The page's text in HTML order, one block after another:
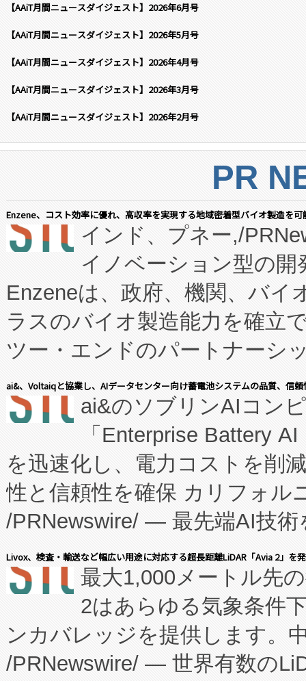
【AAiT月間ニュースダイジェスト】2026年6月号
【AAiT月間ニュースダイジェスト】2026年5月号
【AAiT月間ニュースダイジェスト】2026年4月号
【AAiT月間ニュースダイジェスト】2026年3月号
【AAiT月間ニュースダイジェスト】2026年2月号
PR
Enzene、コスト効率に優れ、高収率を実現する地域密着型バイオ製造を
インド、プネー,/
イノベーション型の
Enzeneは、政府、機関、バイ
ラスのバイオ製造能力を確立
ツー・エンドのパートナーシ
表しました。 同社の実績ある
manufacturing™ (FCCM™) プ
たNeXは、バイオ医薬品製造
従来のフェッドバッチ施設の
に、患者やサプライチェーン
キー方式で拡張性が高く、持
す。FCCM‑を活用した現地生
患者にとっての費用負担を大
のアクセスを大幅に拡大する
Fully-Connected Continuous
プログラムには、施設設計・
ai&、Voltaiqと協業し、AIデータセンター向け蓄電池システムの品質、信
ai&のソブリンAIコン
「Enterprise Battery
を迅速化し、電力コストを削
性と信頼性を確保 カリフォル
/PRNewswire/ — 最先端AI技術
会社エーアイ・アンド：本社
President原信平）と、エンタ
ードするVoltaiqは、日本にあ
ーエネルギー貯蔵システム（
た。 Voltaiq独自のAI搭載プラ
Livox、検査・輸送など幅広い用途に対応する超長距離LiDAR「Avia 2」を
最大1,000メートル先
2はあらゆる気象条件
ンカバレッジを提供します。
/PRNewswire/ — 世界有数の